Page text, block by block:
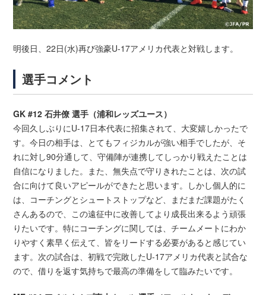
明後日、22日(水)再び強豪U-17アメリカ代表と対戦します。
選手コメント
GK #12 石井僚 選手（浦和レッズユース）
今回久しぶりにU-17日本代表に招集されて、大変嬉しかったで
す。今日の相手は、とてもフィジカルが強い相手でしたが、そ
れに対し90分通して、守備陣が連携してしっかり戦えたことは
自信になりました。また、無失点で守りきれたことは、次の試
合に向けて良いアピールができたと思います。しかし個人的に
は、コーチングとシュートストップなど、まだまだ課題がたく
さんあるので、この遠征中に改善してより成長出来るよう頑張
りたいです。特にコーチングに関しては、チームメートにわか
りやすく素早く伝えて、皆をリードする必要があると感じてい
ます。次の試合は、初戦で完敗したU-17アメリカ代表と試合な
ので、借りを返す気持ちで最高の準備をして臨みたいです。